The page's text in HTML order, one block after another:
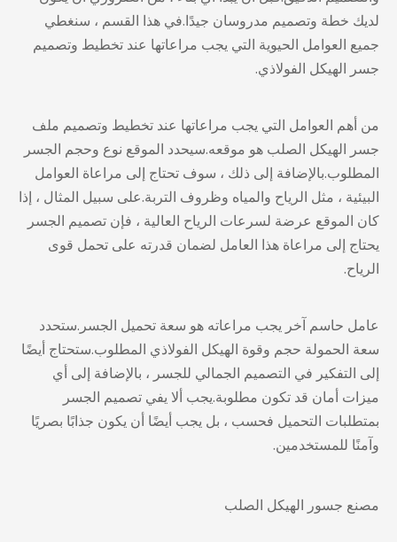
لديك خطة وتصميم مدروسان جيدًا.في هذا القسم ، سنغطي
جميع العوامل الحيوية التي يجب مراعاتها عند تخطيط وتصميم
جسر الهيكل الفولاذي.
من أهم العوامل التي يجب مراعاتها عند تخطيط وتصميم ملف
جسر الهيكل الصلب هو موقعه.سيحدد الموقع نوع وحجم الجسر
المطلوب.بالإضافة إلى ذلك ، سوف تحتاج إلى مراعاة العوامل
البيئية ، مثل الرياح والمياه وظروف التربة.على سبيل المثال ، إذا
كان الموقع عرضة لسرعات الرياح العالية ، فإن تصميم الجسر
يحتاج إلى مراعاة هذا العامل لضمان قدرته على تحمل قوى
الرياح.
عامل حاسم آخر يجب مراعاته هو سعة تحميل الجسر.ستحدد
سعة الحمولة حجم وقوة الهيكل الفولاذي المطلوب.ستحتاج أيضًا
إلى التفكير في التصميم الجمالي للجسر ، بالإضافة إلى أي
ميزات أمان قد تكون مطلوبة.يجب ألا يفي تصميم الجسر
بمتطلبات التحميل فحسب ، بل يجب أيضًا أن يكون جذابًا بصريًا
وآمنًا للمستخدمين.
مصنع جسور الهيكل الصلب